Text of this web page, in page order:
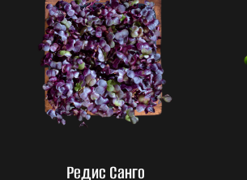
Редис Санго